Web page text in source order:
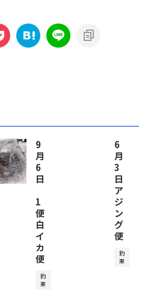
9
月
6
日
1
便
白
イ
カ
便
釣
果
6
月
3
日
ア
ジ
ン
グ
便
釣
果